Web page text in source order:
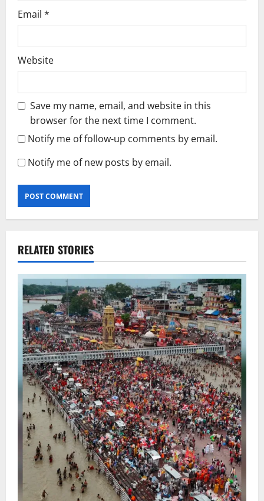
Email *
Website
Save my name, email, and website in this
browser for the next time I comment.
Notify me of follow-up comments by email.
Notify me of new posts by email.
RELATED STORIES